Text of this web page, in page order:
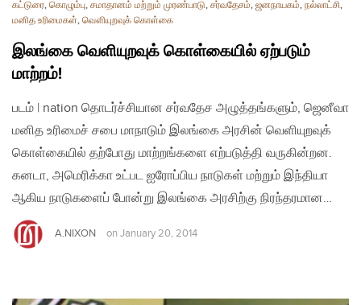
கட்டுரை, கொழும்பு, சமாதானம் மற்றும் முரண்பாடு, சர்வதேசம், ஜனநாயகம், நல்லாட்சி,
மனித உரிமைகள், வௌியுறவுக் கொள்கை
இலங்கை வெளியுறவுக் கொள்கையில் ஏற்படும்
மாற்றம்!
படம் | nation தொடர்ச்சியான சர்வதேச அழுத்தங்களும், ஜெனீவா
மனித உரிமைச் சபை மாநாடும் இலங்கை அரசின் வெளியுறவுக்
கொள்கையில் தற்போது மாற்றங்களை எற்படுத்தி வருகின்றன.
கனடா, அமெரிக்கா உட்பட ஐரோப்பிய நாடுகள் மற்றும் இந்தியா
ஆகிய நாடுகளைப் போன்று இலங்கை அரசிற்கு நிரந்தரமான…
A.NIXON on January 20, 2014